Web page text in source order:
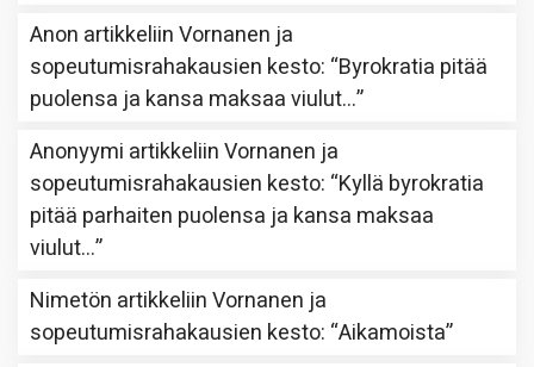
Anon artikkeliinVornanen ja
sopeutumisrahakausien kesto: “Byrokratia pitää
puolensa ja kansa maksaa viulut…”
Anonyymi artikkeliinVornanen ja
sopeutumisrahakausien kesto: “Kyllä byrokratia
pitää parhaiten puolensa ja kansa maksaa
viulut…”
Nimetön artikkeliinVornanen ja
sopeutumisrahakausien kesto: “Aikamoista”